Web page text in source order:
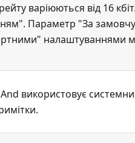
варіюються від 16
Параметр "За
налаштуваннями
використовує
.